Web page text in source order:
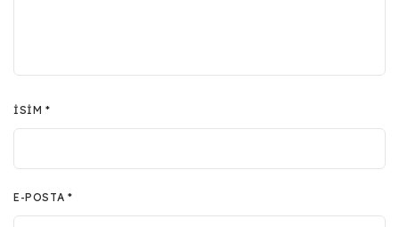
İSIM*
E-POSTA *